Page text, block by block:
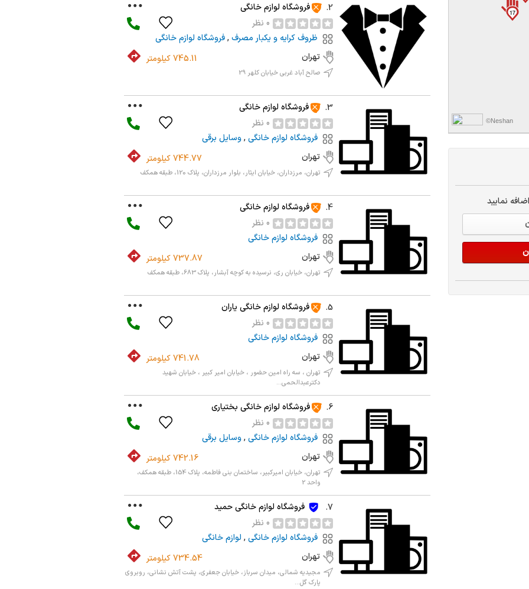
2.
فروشگاه لوازم خانگی
0 نظر
ظروف کرایه و یکبار مصرف,فروشگاه لوازم خانگی
تهران
745.11 کیلومتر
صالح آباد غربی خیابان کلهر 29
3.
فروشگاه لوازم خانگی
0 نظر
فروشگاه لوازم خانگی,وسایل برقی
تهران
744.77 کیلومتر
تهران، مرزداران، خیابان ایثار، بلوار مرزداران، پلاک 120، طبقه همکف
4.
فروشگاه لوازم خانگی
0 نظر
فروشگاه لوازم خانگی
تهران
737.87 کیلومتر
تهران، خیابان ری، نرسیده به کوچه آبشار، پلاک 683، طبقه همکف
5.
فروشگاه لوازم خانگی یاران
0 نظر
فروشگاه لوازم خانگی
تهران
741.78 کیلومتر
تهران ، سه راه امین حضور ، خیابان امیر کبیر ، خیابان شهید
دکترعبدالحمی...
6.
فروشگاه لوازم خانگی بختیاری
0 نظر
فروشگاه لوازم خانگی,وسایل برقی
تهران
742.16 کیلومتر
تهران، خیابان امیرکبیر، ساختمان بنی فاطمه، پلاک 154، طبقه همکف،
واحد 2
7.
فروشگاه لوازم خانگی حمید
0 نظر
فروشگاه لوازم خانگی, لوازم خانگی
تهران
734.54 کیلومتر
مجیدیه شمالی، میدان سرباز، خیابان جعفری، پشت آتش نشانی، روبروی
پارک گل...
17
©Neshan
نمایید